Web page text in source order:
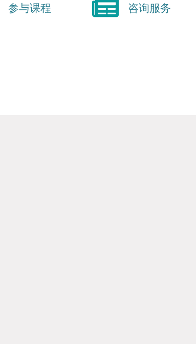
参与课程 咨询服务